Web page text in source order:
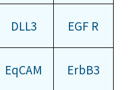
DLL3 EGF R
EqCAM ErbB3